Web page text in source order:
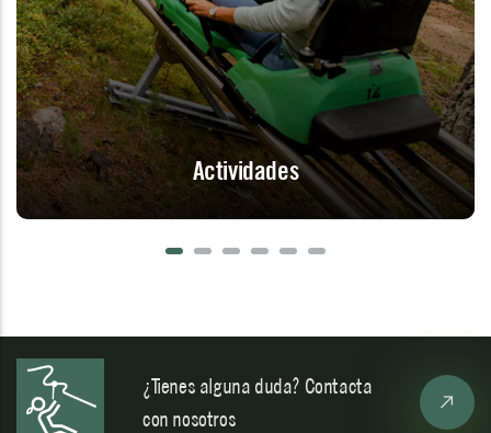
Actividades
¿Tienes alguna duda? Contacta
con nosotros